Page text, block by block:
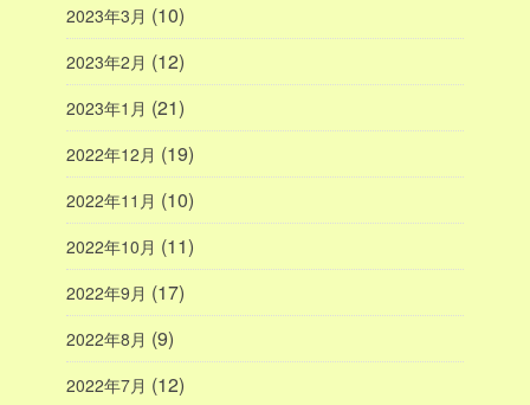
2023年3月 (10)
2023年2月 (12)
2023年1月 (21)
2022年12月 (19)
2022年11月 (10)
2022年10月 (11)
2022年9月 (17)
2022年8月 (9)
2022年7月 (12)